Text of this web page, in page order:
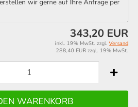
wir gerne auf Ihre Anfrage per
343,20 EUR
inkl. 19% MwSt. zzgl. Versand
288,40 EUR zzgl. 19% MwSt.